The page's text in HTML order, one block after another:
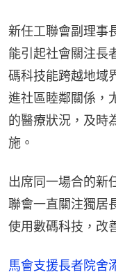
新任工聯會副理事
能引起社會關注長
碼科技能跨越地域
進社區睦鄰關係，
的醫療狀況，及時
施。
出席同一場合的新
聯會一直關注獨居
使用數碼科技，改
馬會支援長者院舍